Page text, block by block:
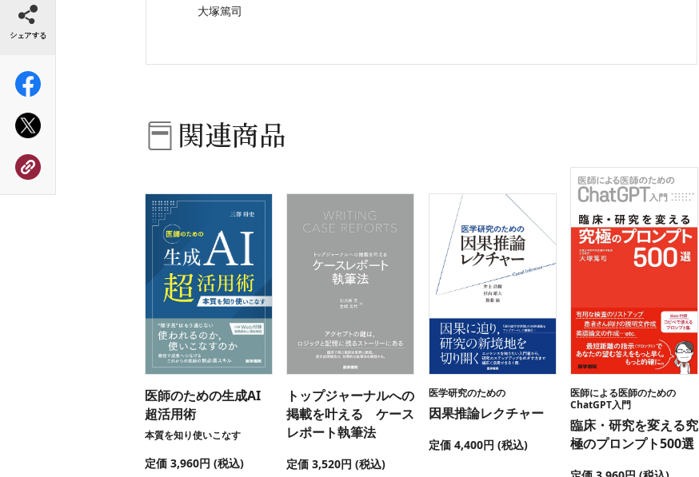
大塚篤司
関連商品
医師のための生成AI
超活用術
本質を知り使いこなす
定価 3,960円 (税込)
トップジャーナルへの
掲載を叶える ケース
レポート執筆法
定価 3,520円 (税込)
医学研究のための
因果推論レクチャー
定価 4,400円 (税込)
医師による医師のための
ChatGPT入門
臨床・研究を変える究
極のプロンプト500選